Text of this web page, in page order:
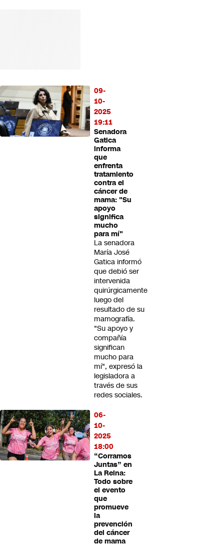
09-
10-
2025
19:11
Senadora
Gatica
informa
que
enfrenta
tratamiento
contra el
cáncer de
mama: "Su
apoyo
significa
mucho
para mí"
La senadora
María José
Gatica informó
que debió ser
intervenida
quirúrgicamente
luego del
resultado de su
mamografía.
"Su apoyo y
compañía
significan
mucho para
mí", expresó la
legisladora a
través de sus
redes sociales.
06-
10-
2025
18:00
“Corramos
Juntas” en
La Reina:
Todo sobre
el evento
que
promueve
la
prevención
del cáncer
de mama